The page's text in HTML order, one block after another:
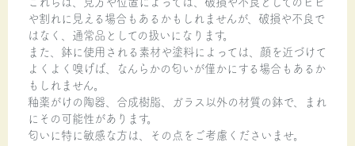
や割れに見える場合もあるかもしれませんが、破損や不良で
はなく、通常品としての扱いになります。
また、鉢に使用される素材や塗料によっては、顔を近づけて
よくよく嗅げば、なんらかの匂いが僅かにする場合もあるか
もしれません。
釉薬がけの陶器、合成樹脂、ガラス以外の材質の鉢で、まれ
にその可能性があります。
匂いに特に敏感な方は、その点をご考慮くださいませ。